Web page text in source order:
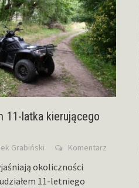
11-latka kierującego
Grabiński Komentarz
okoliczności
11-letniego